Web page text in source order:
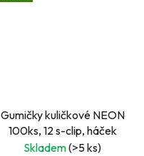
Gumičky kuličkové NEON
100ks, 12 s-clip, háček
Skladem(>5 ks)